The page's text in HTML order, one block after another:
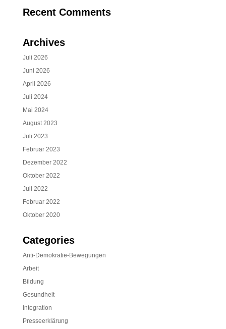
Recent Comments
Archives
Juli 2026
Juni 2026
April 2026
Juli 2024
Mai 2024
August 2023
Juli 2023
Februar 2023
Dezember 2022
Oktober 2022
Juli 2022
Februar 2022
Oktober 2020
Categories
Anti-Demokratie-Bewegungen
Arbeit
Bildung
Gesundheit
Integration
Presseerklärung